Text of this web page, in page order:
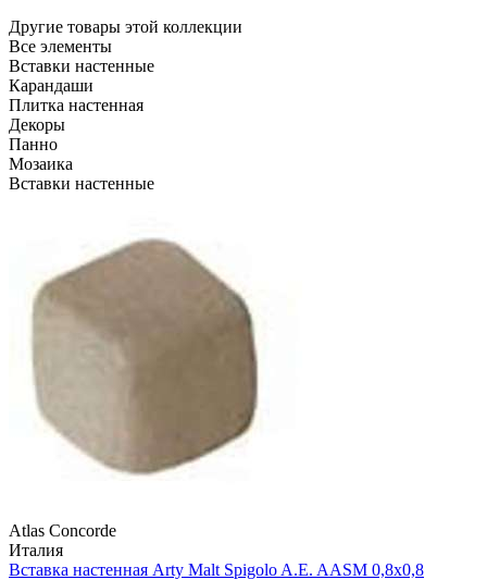
Другие товары этой коллекции
Все элементы
Вставки настенные
Карандаши
Плитка настенная
Декоры
Панно
Мозаика
Вставки настенные
Atlas Concorde
Италия
Вставка настенная Arty Malt Spigolo A.E. AASM 0,8x0,8